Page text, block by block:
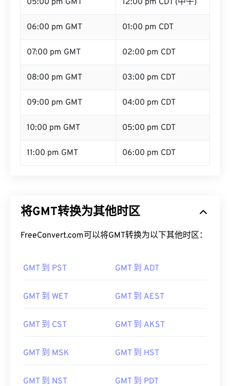
05:00 pm GMT 12:00 pm CDT (中午)
06:00 pm GMT 01:00 pm CDT
07:00 pm GMT 02:00 pm CDT
08:00 pm GMT 03:00 pm CDT
09:00 pm GMT 04:00 pm CDT
10:00 pm GMT 05:00 pm CDT
11:00 pm GMT 06:00 pm CDT
将GMT转换为其他时区
FreeConvert.com可以将GMT转换为以下其他时区：
GMT 到 PST GMT 到 ADT
GMT 到 WET GMT 到 AEST
GMT 到 CST GMT 到 AKST
GMT 到 MSK GMT 到 HST
GMT 到 NST GMT 到 PDT